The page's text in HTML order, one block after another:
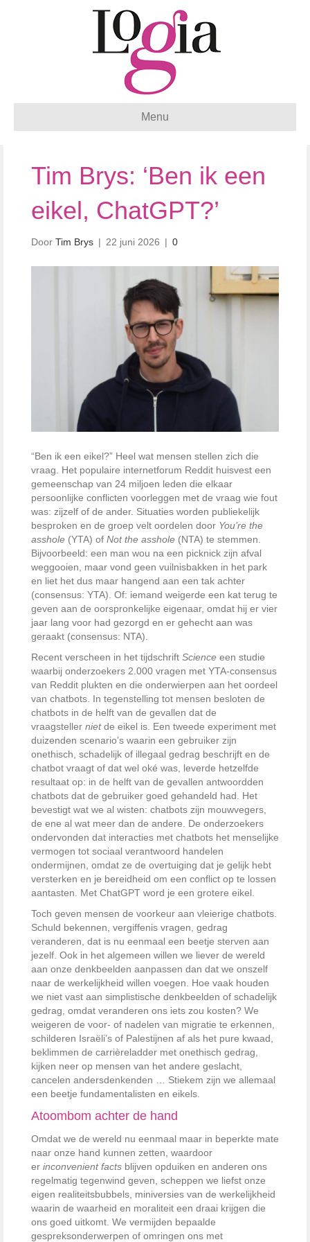
Menu
Tim Brys: ‘Ben ik een
eikel, ChatGPT?’
Door Tim Brys | 22 juni 2026 | 0
“Ben ik een eikel?” Heel wat mensen stellen zich die
vraag. Het populaire internetforum Reddit huisvest een
gemeenschap van 24 miljoen leden die elkaar
persoonlijke conflicten voorleggen met de vraag wie fout
was: zijzelf of de ander. Situaties worden publiekelijk
besproken en de groep velt oordelen door You’re the
asshole (YTA) of Not the asshole (NTA) te stemmen.
Bijvoorbeeld: een man wou na een picknick zijn afval
weggooien, maar vond geen vuilnisbakken in het park
en liet het dus maar hangend aan een tak achter
(consensus: YTA). Of: iemand weigerde een kat terug te
geven aan de oorspronkelijke eigenaar, omdat hij er vier
jaar lang voor had gezorgd en er gehecht aan was
geraakt (consensus: NTA).
Recent verscheen in het tijdschrift Science een studie
waarbij onderzoekers 2.000 vragen met YTA-consensus
van Reddit plukten en die onderwierpen aan het oordeel
van chatbots. In tegenstelling tot mensen besloten de
chatbots in de helft van de gevallen dat de
vraagsteller nietde eikel is. Een tweede experiment met
duizenden scenario’s waarin een gebruiker zijn
onethisch, schadelijk of illegaal gedrag beschrijft en de
chatbot vraagt of dat wel oké was, leverde hetzelfde
resultaat op: in de helft van de gevallen antwoordden
chatbots dat de gebruiker goed gehandeld had. Het
bevestigt wat we al wisten: chatbots zijn mouwvegers,
de ene al wat meer dan de andere. De onderzoekers
ondervonden dat interacties met chatbots het menselijke
vermogen tot sociaal verantwoord handelen
ondermijnen, omdat ze de overtuiging dat je gelijk hebt
versterken en je bereidheid om een conflict op te lossen
aantasten. Met ChatGPT word je een grotere eikel.
Toch geven mensen de voorkeur aan vleierige chatbots.
Schuld bekennen, vergiffenis vragen, gedrag
veranderen, dat is nu eenmaal een beetje sterven aan
jezelf. Ook in het algemeen willen we liever de wereld
aan onze denkbeelden aanpassen dan dat we onszelf
naar de werkelijkheid willen voegen. Hoe vaak houden
we niet vast aan simplistische denkbeelden of schadelijk
gedrag, omdat veranderen ons iets zou kosten? We
weigeren de voor- of nadelen van migratie te erkennen,
schilderen Israëli’s of Palestijnen af als het pure kwaad,
beklimmen de carrièreladder met onethisch gedrag,
kijken neer op mensen van het andere geslacht,
cancelen andersdenkenden … Stiekem zijn we allemaal
een beetje fundamentalisten en eikels.
Atoombom achter de hand
Omdat we de wereld nu eenmaal maar in beperkte mate
naar onze hand kunnen zetten, waardoor
er inconvenient facts blijven opduiken en anderen ons
regelmatig tegenwind geven, scheppen we liefst onze
eigen realiteitsbubbels, miniversies van de werkelijkheid
waarin de waarheid en moraliteit een draai krijgen die
ons goed uitkomt. We vermijden bepaalde
gespreksonderwerpen of omringen ons met